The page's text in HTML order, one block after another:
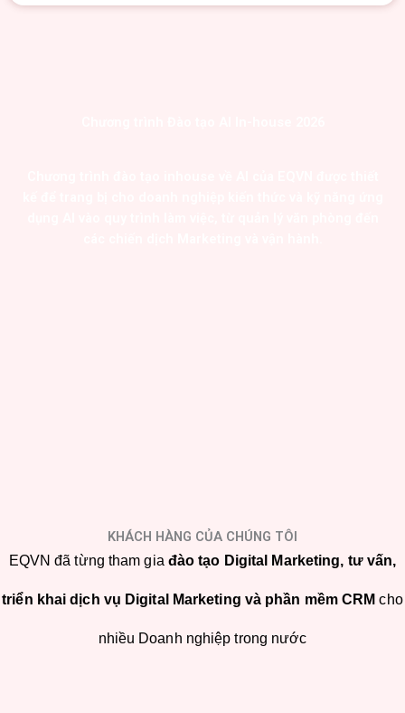
KHÁCH HÀNG CỦA CHÚNG TÔI
EQVN đã từng tham gia đào tạo Digital Marketing, tư vấn,
triển khai dịch vụ Digital Marketing và phần mềm CRM cho
nhiều Doanh nghiệp trong nước